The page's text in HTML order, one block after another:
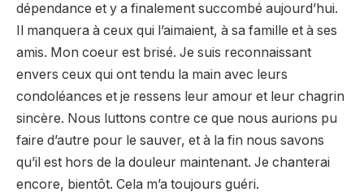
dépendance et y a finalement succombé aujourd’hui.
Il manquera à ceux qui l’aimaient, à sa famille et à ses
amis. Mon coeur est brisé. Je suis reconnaissant
envers ceux qui ont tendu la main avec leurs
condoléances et je ressens leur amour et leur chagrin
sincère. Nous luttons contre ce que nous aurions pu
faire d’autre pour le sauver, et à la fin nous savons
qu’il est hors de la douleur maintenant. Je chanterai
encore, bientôt. Cela m’a toujours guéri.